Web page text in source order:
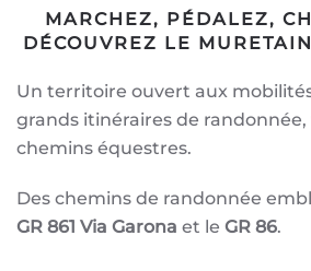
MARCHEZ, PÉDALEZ,
DÉCOUVREZ LE
Un territoire ouvert aux
grands itinéraires de randonnée,
chemins équestres.
Des chemins de randonnée
GR 861 Via Garona et le GR 86.